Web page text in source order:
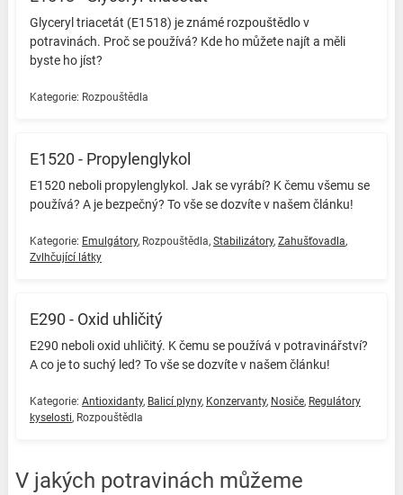
Glyceryl triacetát (E1518) je známé rozpouštědlo v
potravinách. Proč se používá? Kde ho můžete najít a měli
byste ho jíst? ️
Kategorie: Rozpouštědla
E1520 - Propylenglykol
E1520 neboli propylenglykol. Jak se vyrábí? K čemu všemu se
používá? A je bezpečný? To vše se dozvíte v našem článku! ️
Kategorie: Emulgátory, Rozpouštědla, Stabilizátory, Zahušťovadla,
Zvlhčující látky
E290 - Oxid uhličitý
E290 neboli oxid uhličitý. K čemu se používá v potravinářství?
A co je to suchý led? To vše se dozvíte v našem článku! ️
Kategorie: Antioxidanty, Balicí plyny, Konzervanty, Nosiče, Regulátory
kyselosti, Rozpouštědla
V jakých potravinách můžeme